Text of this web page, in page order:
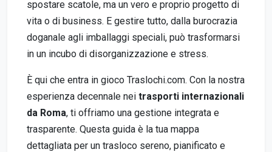
spostare scatole, ma un vero e proprio progetto di
vita o di business. E gestire tutto, dalla burocrazia
doganale agli imballaggi speciali, può trasformarsi
in un incubo di disorganizzazione e stress.
È qui che entra in gioco Traslochi.com. Con la nostra
esperienza decennale nei trasporti internazionali
da Roma, ti offriamo una gestione integrata e
trasparente. Questa guida è la tua mappa
dettagliata per un trasloco sereno, pianificato e